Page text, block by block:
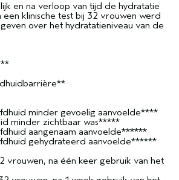
en na verloop van tijd de hydratatie
een klinische test bij 32 vrouwen werd
over het hydratatieniveau van de
minder gevoelig aanvoelde****
minder zichtbaar was*****
aangenaam aanvoelde******
gehydrateerd aanvoelde******
vrouwen, na één keer gebruik van het